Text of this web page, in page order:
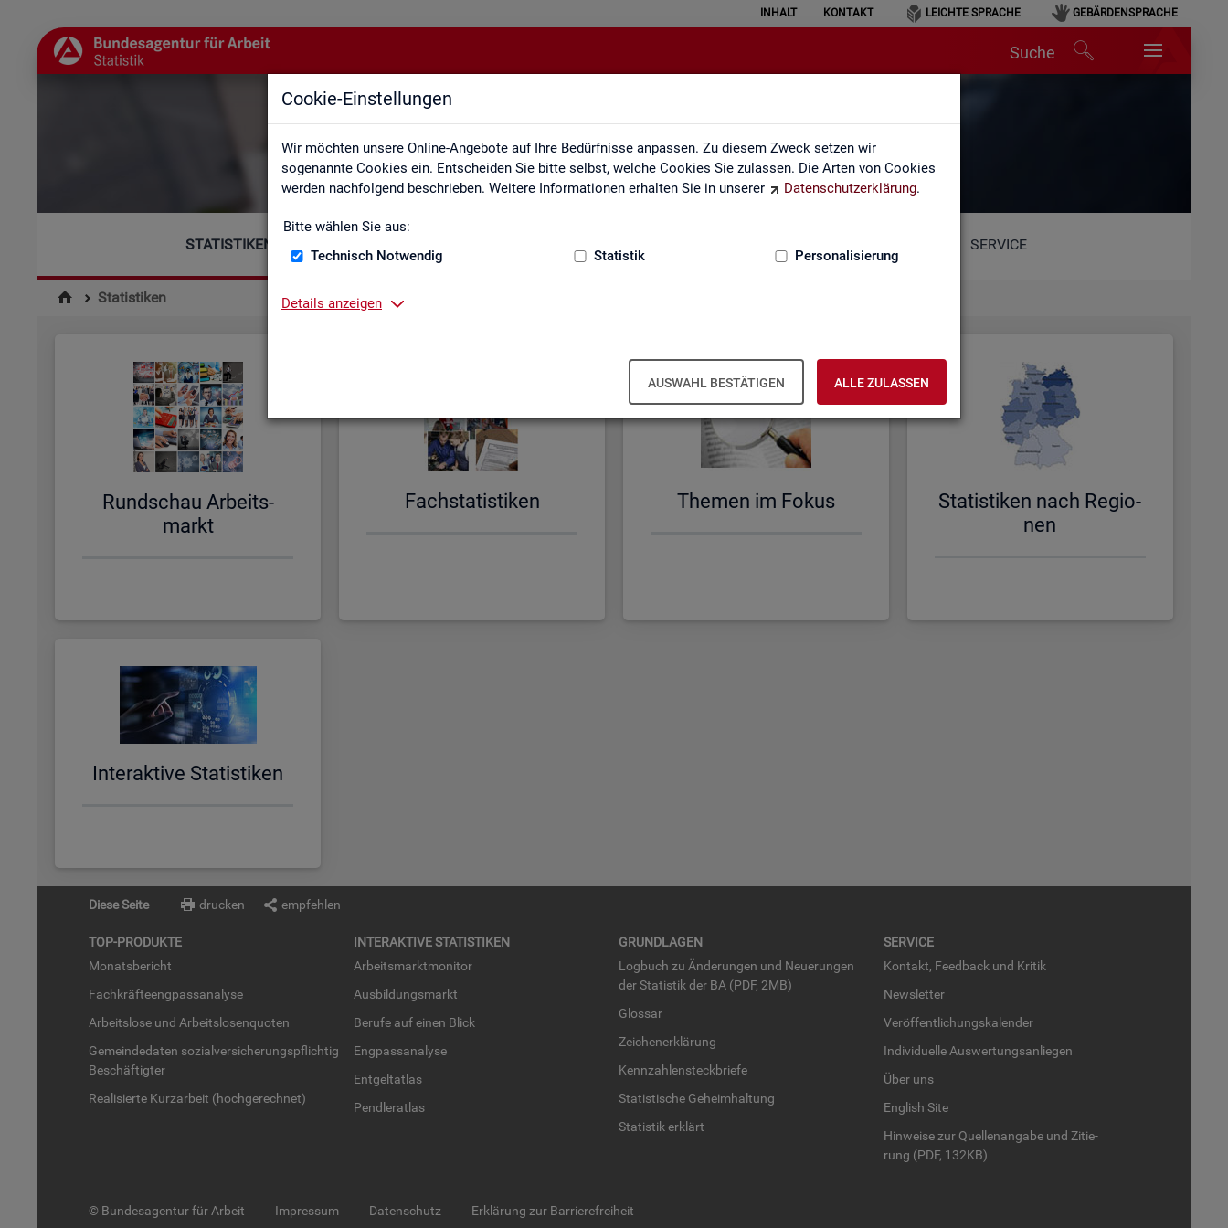
Cookie-Einstellungen
Wir möchten unsere Online-Angebote auf Ihre Bedürfnisse anpassen. Zu diesem Zweck setzen wir
sogenannte Cookies ein. Entscheiden Sie bitte selbst, welche Cookies Sie zulassen. Die Arten von Cookies
werden nachfolgend beschrieben. Weitere Informationen erhalten Sie in unserer
Datenschutzerklärung.
Bitte wählen Sie aus:
Technisch Notwendig
Statistik Personalisierung
Details anzeigen
AUSWAHL BESTÄTIGEN ALLE ZULASSEN
INHALT KONTAKT LEICHTE SPRACHE GEBÄRDENSPRACHE
Suche
Statistiken
STATISTIKEN SERVICE
Statistiken
Rund­schau Ar­beits­
markt
Fach­sta­tis­ti­ken The­men im Fokus
Sta­tis­ti­ken nach Re­gio­
nen
In­ter­ak­ti­ve Sta­tis­ti­ken
Diese Seite drucken empfehlen
TOP-PRO­DUK­TE
Mo­nats­be­richt
Fach­kräf­te­eng­pass­ana­ly­se
Ar­beits­lo­se und Ar­beits­lo­sen­quo­ten
Ge­mein­de­da­ten so­zi­al­ver­si­che­rungs­pflich­tig
Be­schäf­tig­ter
Rea­li­sier­te Kurz­ar­beit (hoch­ge­rech­net)
IN­TER­AK­TI­VE STA­TIS­TI­KEN
Ar­beits­markt­mo­ni­tor
Aus­bil­dungs­markt
Be­ru­fe auf einen Blick
Eng­pass­ana­ly­se
Ent­gel­t­at­las
Pend­ler­at­las
GRUND­LA­GEN
Log­buch zu Än­de­run­gen und Neue­run­gen
der Sta­tis­tik der BA (PDF, 2MB)
Glos­sar
Zei­chen­er­klä­rung
Kenn­zah­len­steck­brie­fe
Sta­tis­ti­sche Ge­heim­hal­tung
Sta­tis­tik er­klärt
SER­VICE
Kon­takt, Feed­back und Kri­tik
News­let­ter
Ver­öf­fent­li­chungs­ka­len­der
In­di­vi­du­el­le Aus­wer­tungs­an­lie­gen
Über uns
English Site
Hin­wei­se zur Quel­len­an­ga­be und Zi­tie­
rung (PDF, 132KB)
© Bundesagentur für Arbeit Impressum Datenschutz Erklärung zur Barrierefreiheit